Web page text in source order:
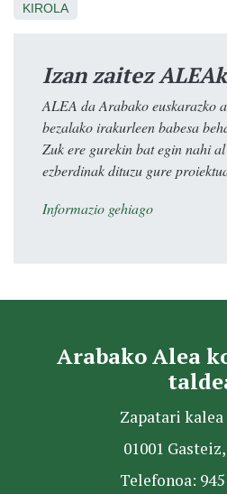
KIROLA
Izan zaitez
ALEA da Arabako euskarazko
bezalako irakurleen babesa
Zuk ere gurekin bat egin nahi
ezberdinak dituzu gure
Informazio gehiago
Arabako Alea
Zapatari kalea
01001
Telefonoa: 945